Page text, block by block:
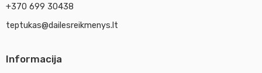
+370 699 30438
teptukas@dailesreikmenys.lt
Informacija